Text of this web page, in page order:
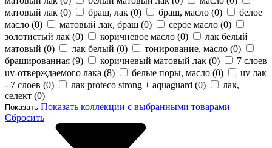
матовый лак (0) браш, лак (0) браш, масло (0)
белое
масло (0) матовый лак, браш (0) серое масло (0)
золотистый лак (0) коричневое масло (0)
лак белый
матовый (0) лак белый (0) тонирование, масло (0)
брашированная (9) коричневый матовый лак (0)
7 слоев
uv-отверждаемого лака (8) белые поры, масло (0)
uv лак
- 7 слоев (0) лак proteco strong + aquaguard (0)
лак,
селект (0)
Показать Показать коллекции с выбранными товарами
Сбросить